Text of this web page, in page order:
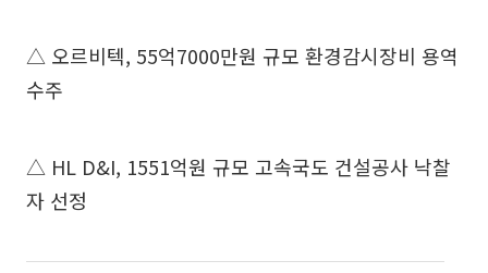
△ 오르비텍, 55억7000만원 규모 환경감시장비 용역
수주
△ HL D&I, 1551억원 규모 고속국도 건설공사 낙찰
자 선정